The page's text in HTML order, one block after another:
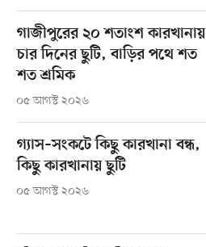
গাজীপুরের ২০ শতাংশ কারখানায়
চার দিনের ছুটি, বাড়ির পথে শত
শত শ্রমিক
০৫ আগস্ট ২০২৬
গ্যাস–সংকটে কিছু কারখানা বন্ধ,
কিছু কারখানায় ছুটি
০৫ আগস্ট ২০২৬